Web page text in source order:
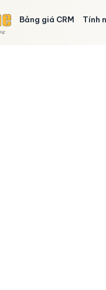
Bảng giá CRM Tính